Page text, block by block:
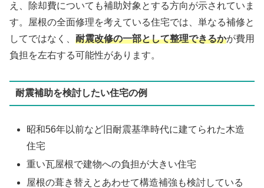
え、除却費についても補助対象とする方向が示されていま
す。屋根の全面修理を考えている住宅では、単なる補修と
してではなく、 耐震改修の一部として整理できるかが費用
負担を左右する可能性があります。
耐震補助を検討したい住宅の例
昭和56年以前など旧耐震基準時代に建てられた木造
住宅
重い瓦屋根で建物への負担が大きい住宅
屋根の葺き替えとあわせて構造補強も検討している